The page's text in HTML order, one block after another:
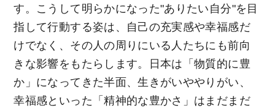
す。こうして明らかになった"ありたい自分"を目
指して行動する姿は、自己の充実感や幸福感だ
けでなく、その人の周りにいる人たちにも前向
きな影響をもたらします。日本は「物質的に豊
か」になってきた半面、生きがいややりがい、
幸福感といった「精神的な豊かさ」はまだまだ